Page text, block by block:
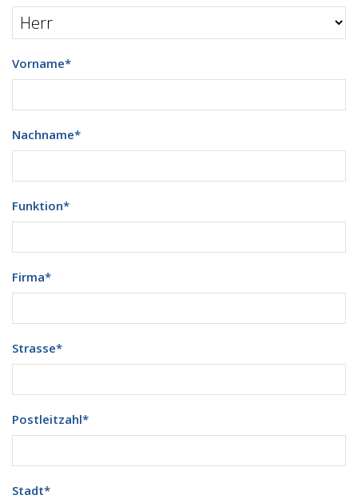
Vorname*
Nachname*
Funktion*
Firma*
Strasse*
Postleitzahl*
Stadt*